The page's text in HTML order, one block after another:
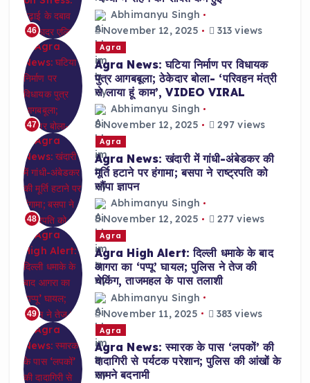
46
Abhimanyu Singh
November 12, 2025
313 views
47
Agra
Agra News: घटिया निर्माण पर विधायक
पुत्र आगबबूला; ठेकेदार बोला- ‘परिवहन मंत्री
से लाया हूं काम’, VIDEO VIRAL
Abhimanyu Singh
November 12, 2025
297 views
48
Agra
Agra News: खंदारी में गांधी-अंबेडकर की
मूर्ति हटाने पर हंगामा; बसपा ने राष्ट्रपति को
सौंपा ज्ञापन
Abhimanyu Singh
November 12, 2025
277 views
49
Agra
Agra High Alert: दिल्ली धमाके के बाद
आगरा का ‘पप्पू’ घायल; पुलिस ने तेज की
चेकिंग, ताजमहल के पास तलाशी
Abhimanyu Singh
November 11, 2025
383 views
Agra
Agra News: स्मारक के पास ‘लपकों’ की
दादागिरी से पर्यटक परेशान; पुलिस की आंखों के
सामने बदनामी